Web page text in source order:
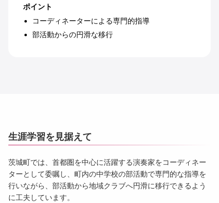
ポイント
コーディネーターによる専門的指導
部活動からの円滑な移行
生涯学習を見据えて
茨城町では、首都圏を中心に活躍する演奏家をコーディネー
ターとして委嘱し、町内の中学校の部活動で専門的な指導を
行いながら、部活動から地域クラブへ円滑に移行できるよう
に工夫しています。